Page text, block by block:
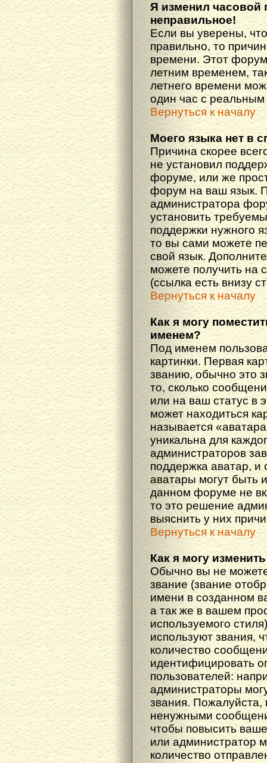
Я изменил часовой
неправильное!
Если вы уверены,
правильно, то
времени. Этот
летним временем,
летнего времени
один час с
Вернуться к началу
Моего языка нет в
Причина скорее
не установил
форуме, или же
форум на ваш язык.
администратора
установить
поддержки нужного
то вы сами можете
свой язык.
можете получить на
(ссылка есть внизу
Вернуться к началу
Как я могу
именем?
Под именем
картинки. Первая
званию, обычно это
то, сколько
или на ваш статус в
может находиться
называется
уникальна для
администраторов
поддержка аватар, и
аватары могут быть
данном форуме не
то это решение
выяснить у них
Вернуться к началу
Как я могу
Обычно вы не
звание (звание
имени в созданном
а так же в вашем
используемого
используют звания,
количество
идентифицировать
пользователей:
администраторы
звания.
ненужными
чтобы повысить
или администратор
количество